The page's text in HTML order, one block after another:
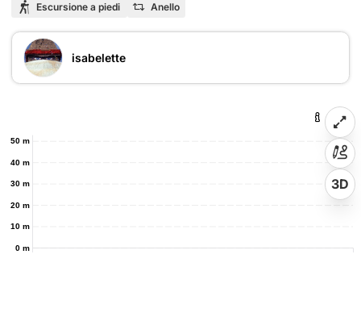
Escursione a piedi Anello
isabelette
0 m
10 m
20 m
30 m
40 m
50 m
3D